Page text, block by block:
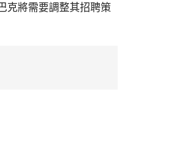
克將需要調整其招聘策